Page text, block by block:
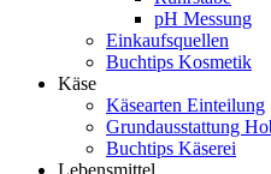
pH Messung
Einkaufsquellen
Buchtips Kosmetik
Käse
Käsearten Einteilung
Grundausstattung
Buchtips Käserei
Lebensmittel